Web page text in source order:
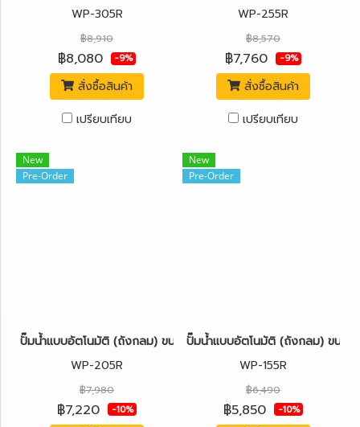
WP-305R
฿8,910
฿8,080 -9%
สั่งซื้อสินค้า
เปรียบเทียบ
WP-255R
฿8,570
฿7,760 -9%
สั่งซื้อสินค้า
เปรียบเทียบ
New
Pre-Order
ปั๊มน้ำแบบอัตโนมัติ (ถังกลม) ขนาด 200 วัตต์ MITSUBISHI WP-
WP-205R
฿7,980
฿7,220 -10%
New
Pre-Order
ปั๊มน้ำแบบอัตโนมัติ (ถังกลม) ขนาด
WP-155R
฿6,490
฿5,850 -10%